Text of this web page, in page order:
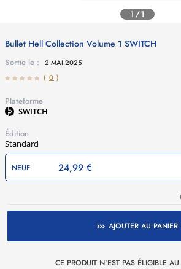
1/1
Bullet Hell Collection Volume 1 SWITCH
Sortie le :
2 MAI 2025
( 0 )
Plateforme
SWITCH
Édition
Standard
NEUF 24,99 €
AJOUTER AU PANIER
CE PRODUIT N'EST PAS ÉLIGIBLE AU